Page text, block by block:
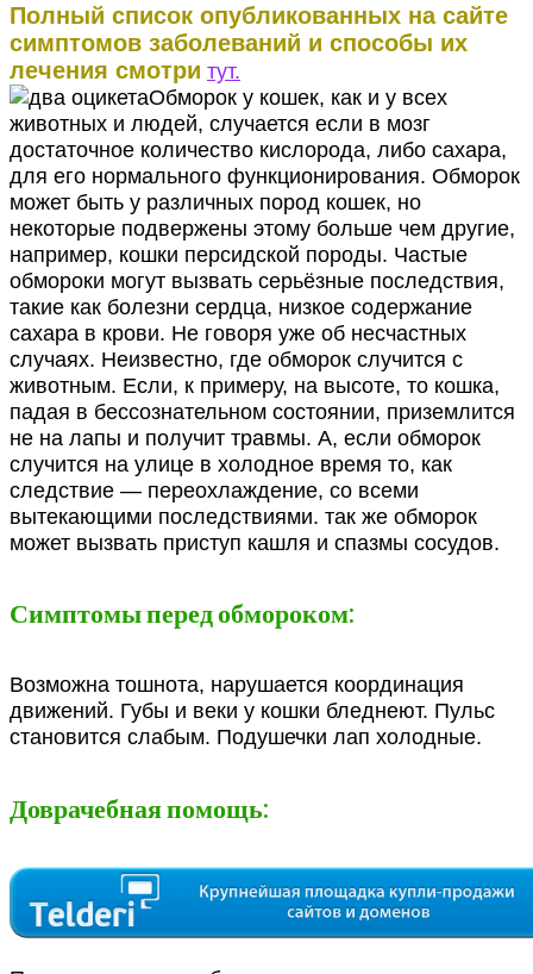
Полный список опубликованных на сайте
симптомов заболеваний и способы их
лечения смотри тут.
Обморок у кошек, как и у всех
животных и людей, случается если в мозг
достаточное количество кислорода, либо сахара,
для его нормального функционирования. Обморок
может быть у различных пород кошек, но
некоторые подвержены этому больше чем другие,
например, кошки персидской породы. Частые
обмороки могут вызвать серьёзные последствия,
такие как болезни сердца, низкое содержание
сахара в крови. Не говоря уже об несчастных
случаях. Неизвестно, где обморок случится с
животным. Если, к примеру, на высоте, то кошка,
падая в бессознательном состоянии, приземлится
не на лапы и получит травмы. А, если обморок
случится на улице в холодное время то, как
следствие — переохлаждение, со всеми
вытекающими последствиями. так же обморок
может вызвать приступ кашля и спазмы сосудов.
Симптомы перед обмороком:
Возможна тошнота, нарушается координация
движений. Губы и веки у кошки бледнеют. Пульс
становится слабым. Подушечки лап холодные.
Доврачебная помощь: